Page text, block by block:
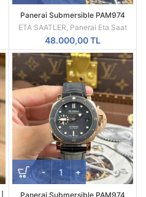
Panerai Submersible PAM974
Rose Gold-Tone Black Dial VS
Factory 42mm
ETA SAATLER Panerai Eta Saat
48.000,00TL
Panerai Submersible PAM974